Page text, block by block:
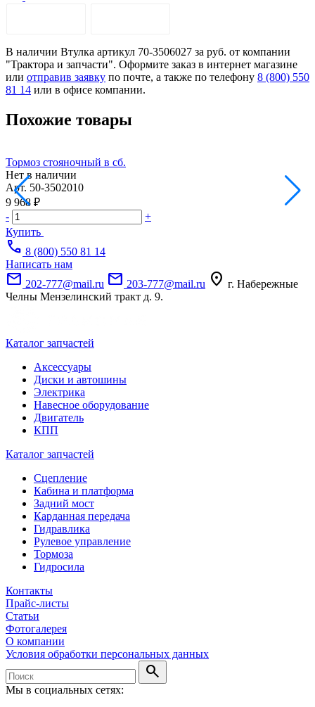
В наличии Втулка артикул 70-3506027 за руб. от компании
"Трактора и запчасти". Оформите заказ в интернет магазине
или отправив заявку по почте, а также по телефону 8 (800) 550
81 14 или в офисе компании.
Похожие товары
Тормоз стояночный в сб.
Нет в наличии
Арт. 50-3502010
9 968 ₽
-
+
Купить
call 8 (800) 550 81 14
Написать нам
mail 202-777@mail.ru mail 203-777@mail.ru location_on г. Набережные
Челны Мензелинский тракт д. 9.
Каталог запчастей
Аксессуары
Диски и автошины
Электрика
Навесное оборудование
Двигатель
КПП
Каталог запчастей
Сцепление
Кабина и платформа
Задний мост
Карданная передача
Гидравлика
Рулевое управление
Тормоза
Гидросила
Контакты
Прайс-листы
Статьи
Фотогалерея
О компании
Условия обработки персональных данных
search
Мы в социальных сетях: